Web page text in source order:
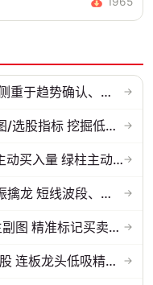
通达信〖量化加仓〗副图指标 侧重于趋势确认、量能配合与高低位反转信号... →
通达信【低点半路掘金】主副图/选股指标 挖掘低吸 半路下跌低吸思路 源... →
主力量能副图+选股 红柱当天主动买入量 绿柱主动卖出量→
【游资操盘至尊版】多模式共振擒龙 短线波段、低位抄底、游资启动行情量... →
通达信〖鹰眼AI+九天揽月〗主副图 精准标记买卖拐点 九维因子共振过滤杂... →
通达信【底定三秦】主副图/选股 连板龙头低吸精准量化 出票少而精 五年... →